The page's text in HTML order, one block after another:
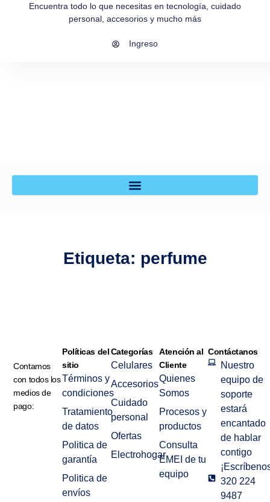
Encuentra todo lo que necesitas en tecnología, cuidado
personal, accesorios y mucho más
Ingreso
Etiqueta: perfume
Contamos
con todos los
medios de
pago:
Políticas del
sitio
Términos y
condiciones
Tratamiento
de datos
Politica de
garantía
Politica de
envíos
Categorías
Celulares
Accesorios
Cuidado
personal
Ofertas
Electrohogar
Atención al
Cliente
Quienes
Somos
Procesos y
productos
Consulta
EMEI de tu
equipo
Contáctanos
Nuestro
equipo de
soporte
estará
encantado
de hablar
contigo
320 224
9487